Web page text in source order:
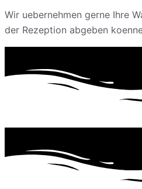
Wir uebernehmen gerne Ihre
der Rezeption abgeben